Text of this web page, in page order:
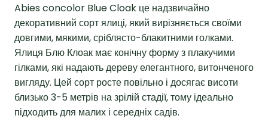
Abies concolor Blue Cloak це надзвичайно
декоративний сорт ялиці, який вирізняється своїми
довгими, мякими, сріблясто-блакитними голками.
Ялиця Блю Клоак має конічну форму з плакучими
гілками, які надають дереву елегантного, витонченого
вигляду. Цей сорт росте повільно і досягає висоти
близько 3-5 метрів на зрілій стадії, тому ідеально
підходить для малих і середніх садів.